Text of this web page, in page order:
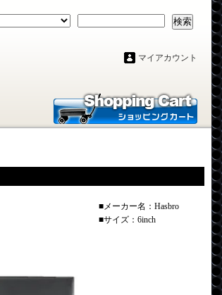
検索
マイアカウント
■メーカー名：Hasbro
■サイズ：6inch